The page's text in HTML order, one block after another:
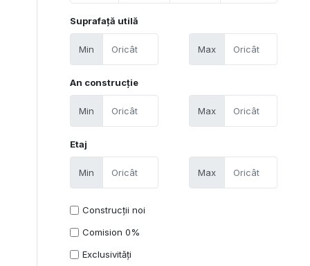
Suprafață utilă
Min Max
An construcție
Min Max
Etaj
Min Max
Construcții noi
Comision 0%
Exclusivități